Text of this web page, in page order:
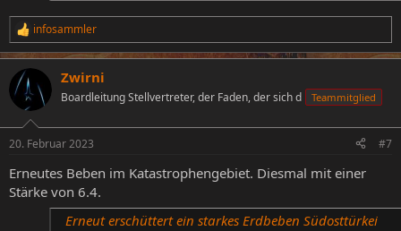
R
e
a
k
t
i
e
:
infosammler
Zwirni
Boardleitung Stellvertreter, der Faden, der sich d Teammitglied
20. Februar 2023 #7
Erneutes Beben im Katastrophengebiet. Diesmal mit einer
Stärke von 6.4.
Erneut erschüttert ein starkes Erdbeben Südosttürkei